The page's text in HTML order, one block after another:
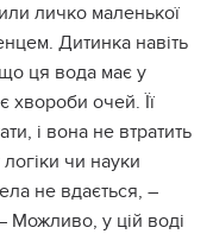
личко маленької
Дитинка навіть
ця вода має у
хвороби очей. Її
і вона не втратить
чи науки
не вдається, –
Можливо, у цій воді